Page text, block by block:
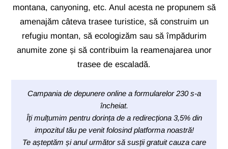
montana, canyoning, etc. Anul acesta ne propunem să
amenajăm câteva trasee turistice, să construim un
refugiu montan, să ecologizăm sau să împădurim
anumite zone și să contribuim la reamenajarea unor
trasee de escaladă.
Campania de depunere online a formularelor 230 s-a
încheiat.
Îți mulțumim pentru dorința de a redirecționa 3,5% din
impozitul tău pe venit folosind platforma noastră!
Te așteptăm și anul următor să susții gratuit cauza care